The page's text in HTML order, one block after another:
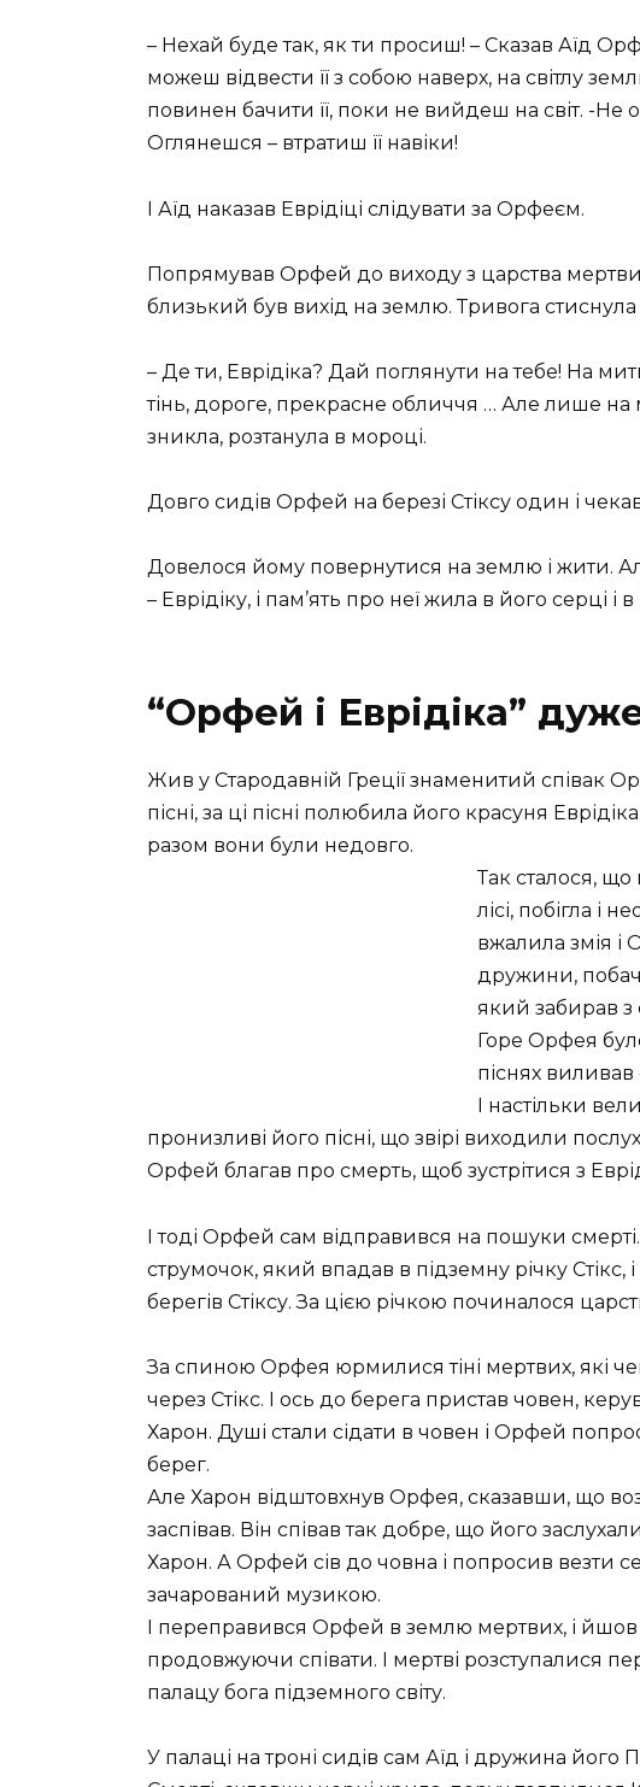
– Нехай буде так, як ти просиш! – Сказав Аїд
можеш відвести її з собою наверх, на світлу
повинен бачити її, поки не вийдеш на світ. -Не
Оглянешся – втратиш її навіки!
І Аїд наказав Еврідіці слідувати за Орфеєм.
Попрямував Орфей до виходу з царства
близький був вихід на землю. Тривога
– Де ти, Еврідіка? Дай поглянути на тебе! На
тінь, дороге, прекрасне обличчя … Але лише на
зникла, розтанула в мороці.
Довго сидів Орфей на березі Стіксу один і
Довелося йому повернутися на землю і жити.
– Еврідіку, і пам’ять про неї жила в його серці і
“Орфей і Еврідіка”
Жив у Стародавній Греції знаменитий співак
пісні, за ці пісні полюбила його красуня
разом вони були недовго.
Так сталося, що
лісі, побігла і
вжалила змія
дружини,
який забирав з
Горе Орфея
піснях виливав
І настільки
пронизливі його пісні, що звірі виходили
Орфей благав про смерть, щоб зустрітися з
І тоді Орфей сам відправився на пошуки
струмочок, який впадав в підземну річку Стікс,
берегів Стіксу. За цією річкою починалося
За спиною Орфея юрмилися тіні мертвих, які
через Стікс. І ось до берега пристав човен,
Харон. Душі стали сідати в човен і Орфей
берег.
Але Харон відштовхнув Орфея, сказавши, що
заспівав. Він співав так добре, що його
Харон. А Орфей сів до човна і попросив везти
зачарований музикою.
І переправився Орфей в землю мертвих, і йшов
продовжуючи співати. І мертві розступалися
палацу бога підземного світу.
У палаці на троні сидів сам Аїд і дружина його